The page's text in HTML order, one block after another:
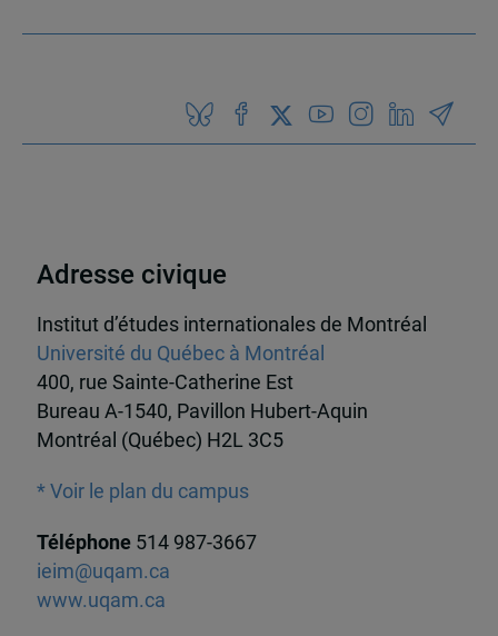
Adresse civique
Institut d’études internationales de Montréal
Université du Québec à Montréal
400, rue Sainte-Catherine Est
Bureau A-1540, Pavillon Hubert-Aquin
Montréal (Québec) H2L 3C5
* Voir le plan du campus
Téléphone 514 987-3667
ieim@uqam.ca
www.uqam.ca